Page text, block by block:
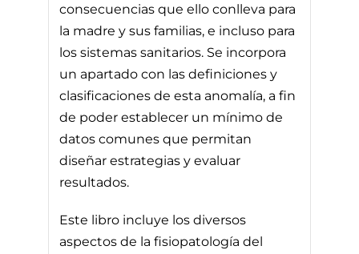
consecuencias que ello conlleva para
la madre y sus familias, e incluso para
los sistemas sanitarios. Se incorpora
un apartado con las definiciones y
clasificaciones de esta anomalía, a fin
de poder establecer un mínimo de
datos comunes que permitan
diseñar estrategias y evaluar
resultados.
Este libro incluye los diversos
aspectos de la fisiopatología del